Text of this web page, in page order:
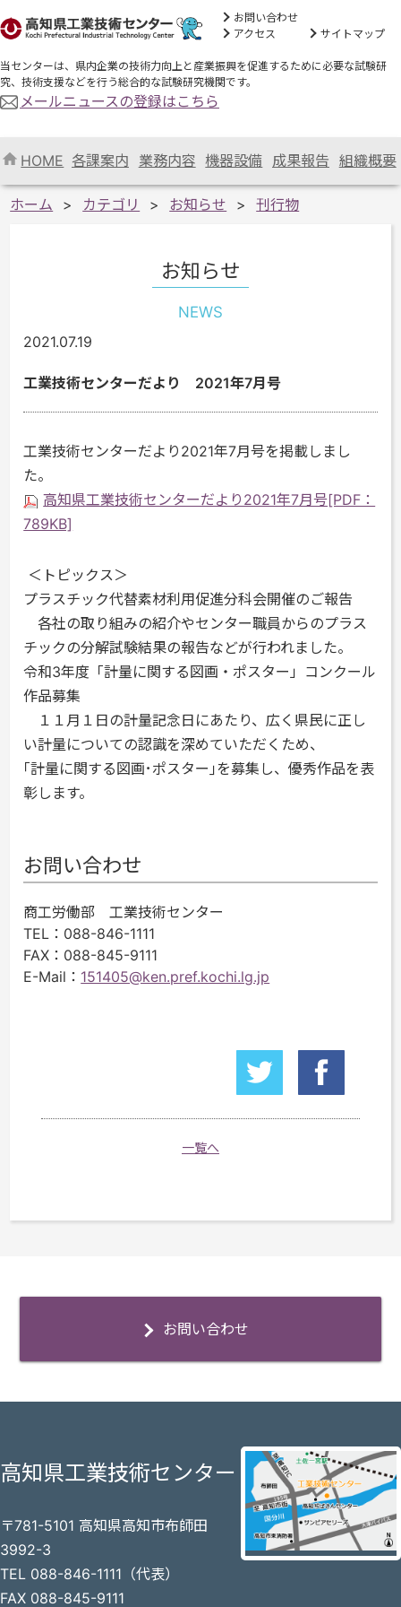
お問い合わせ
アクセス
サイトマップ
当センターは、県内企業の技術力向上と産業振興を促進するために必要な試験研
究、技術支援などを行う総合的な試験研究機関です。
メールニュースの登録はこちら
HOME 各課案内 業務内容 機器設備 成果報告 組織概要
ホーム カテゴリ お知らせ 刊行物
お知らせ
NEWS
2021.07.19
工業技術センターだより 2021年7月号
工業技術センターだより2021年7月号を掲載しまし
た。
高知県工業技術センターだより2021年7月号[PDF：
789KB]
＜トピックス＞
プラスチック代替素材利用促進分科会開催のご報告
各社の取り組みの紹介やセンター職員からのプラス
チックの分解試験結果の報告などが行われました。
令和3年度「計量に関する図画・ポスター」コンクール
作品募集
１１月１日の計量記念日にあたり、広く県民に正し
い計量についての認識を深めていただくため、
｢計量に関する図画･ポスター｣を募集し、優秀作品を表
彰します。
お問い合わせ
商工労働部 工業技術センター
TEL ：088-846-1111
FAX ：088-845-9111
E-Mail ： 151405@ken.pref.kochi.lg.jp
一覧へ
お問い合わせ
高知県工業技術センター
〒781-5101 高知県高知市布師田
3992-3
TEL 088-846-1111（代表）
FAX 088-845-9111